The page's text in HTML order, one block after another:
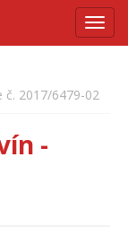
č. 2017/6479-02
-